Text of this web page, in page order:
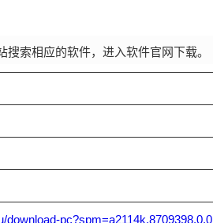
搜索相应的软件，进入软件官网下载。
download-pc?spm=a2114k.8709398.0.0